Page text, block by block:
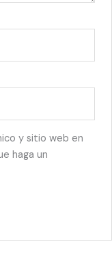
y sitio web en
haga un